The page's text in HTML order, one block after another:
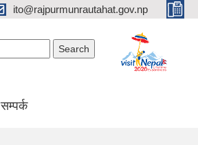
ito@rajpurmunrautahat.gov.np
सम्पर्क